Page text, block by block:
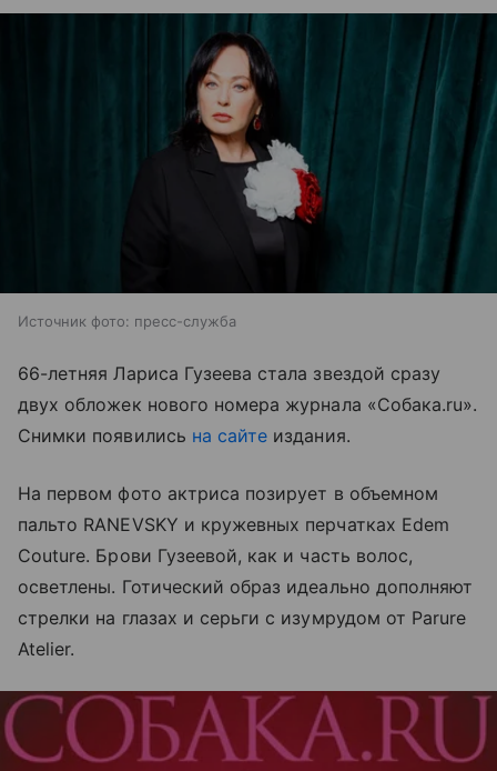
Источник фото: пресс-служба
66-летняя Лариса Гузеева стала звездой сразу
двух обложек нового номера журнала «Собака.ru».
Снимки появились на сайте издания.
На первом фото актриса позирует в объемном
пальто RANEVSKY и кружевных перчатках Edem
Couture. Брови Гузеевой, как и часть волос,
осветлены. Готический образ идеально дополняют
стрелки на глазах и серьги с изумрудом от Parure
Atelier.